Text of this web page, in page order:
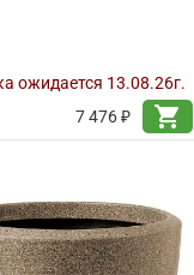
ожидается 13.08.26г.
7 476 ₽
shopping_cart